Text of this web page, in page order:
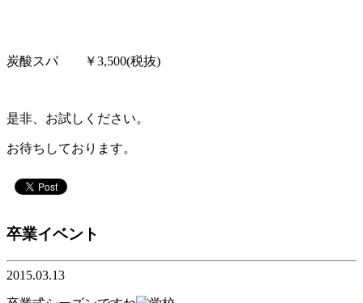
炭酸スパ ￥3,500(税抜)
是非、お試しください。
お待ちしております。
卒業イベント
2015.03.13